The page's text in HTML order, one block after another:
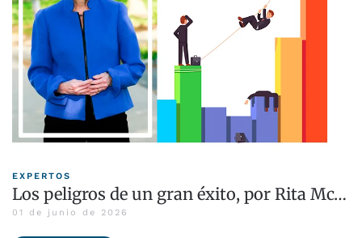
EXPERTOS
Los peligros de un gran éxito, por Rita Mc…
01 de junio de 2026